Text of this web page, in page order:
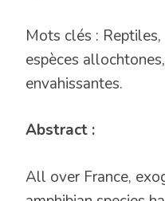
Mots clés :
espèces
envahissantes.
Abstract :
All over France,